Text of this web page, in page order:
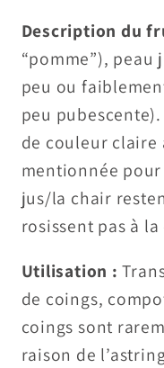
Description du
“pomme”),
peu ou
peu
de couleur claire
mentionnée pour
jus/la chair
rosissent pas à
Utilisation :
de coings,
coings sont
raison de